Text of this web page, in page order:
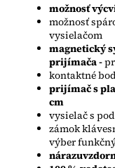
možnosť
možnosť
vysielačom
magnetický
prijímača -
kontaktné
prijímač s
cm
vysielač s
zámok
výber